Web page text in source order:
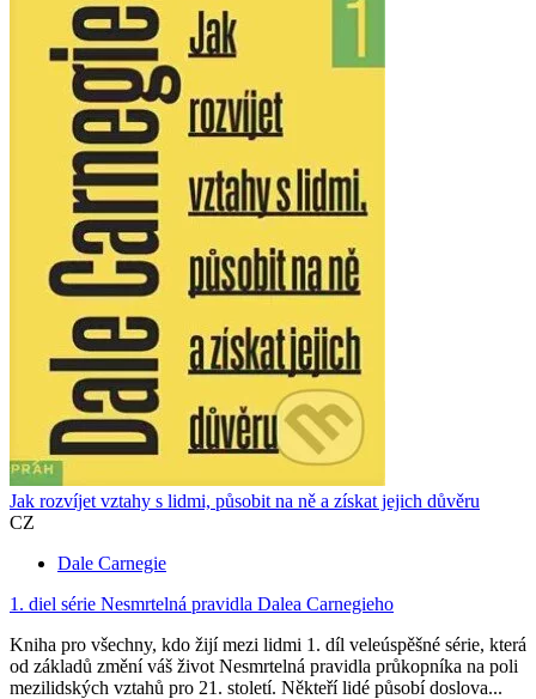
Jak rozvíjet vztahy s lidmi, působit na ně a získat jejich důvěru
CZ
Dale Carnegie
1. diel série Nesmrtelná pravidla Dalea Carnegieho
Kniha pro všechny, kdo žijí mezi lidmi 1. díl veleúspěšné série, která
od základů změní váš život Nesmrtelná pravidla průkopníka na poli
mezilidských vztahů pro 21. století. Někteří lidé působí doslova...